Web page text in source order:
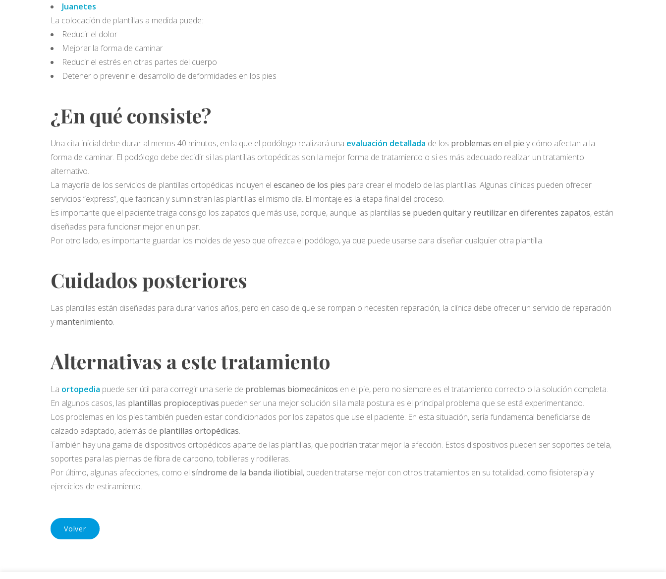
Juanetes
La colocación de plantillas a medida puede:
Reducir el dolor
Mejorar la forma de caminar
Reducir el estrés en otras partes del cuerpo
Detener o prevenir el desarrollo de deformidades en los pies
¿En qué consiste?
Una cita inicial debe durar al menos 40 minutos, en la que el podólogo realizará una evaluación detallada de los problemas en el pie y cómo afectan a la
forma de caminar. El podólogo debe decidir si las plantillas ortopédicas son la mejor forma de tratamiento o si es más adecuado realizar un tratamiento
alternativo.
La mayoría de los servicios de plantillas ortopédicas incluyen el escaneo de los pies para crear el modelo de las plantillas. Algunas clínicas pueden ofrecer
servicios “express”, que fabrican y suministran las plantillas el mismo día. El montaje es la etapa final del proceso.
Es importante que el paciente traiga consigo los zapatos que más use, porque, aunque las plantillas se pueden quitar y reutilizar en diferentes zapatos, están
diseñadas para funcionar mejor en un par.
Por otro lado, es importante guardar los moldes de yeso que ofrezca el podólogo, ya que puede usarse para diseñar cualquier otra plantilla.
Cuidados posteriores
Las plantillas están diseñadas para durar varios años, pero en caso de que se rompan o necesiten reparación, la clínica debe ofrecer un servicio de reparación
ymantenimiento.
Alternativas a este tratamiento
La ortopedia puede ser útil para corregir una serie de problemas biomecánicos en el pie, pero no siempre es el tratamiento correcto o la solución completa.
En algunos casos, las plantillas propioceptivas pueden ser una mejor solución si la mala postura es el principal problema que se está experimentando.
Los problemas en los pies también pueden estar condicionados por los zapatos que use el paciente. En esta situación, sería fundamental beneficiarse de
calzado adaptado, además de plantillas ortopédicas.
También hay una gama de dispositivos ortopédicos aparte de las plantillas, que podrían tratar mejor la afección. Estos dispositivos pueden ser soportes de tela,
soportes para las piernas de fibra de carbono, tobilleras y rodilleras.
Por último, algunas afecciones, como el síndrome de la banda iliotibial, pueden tratarse mejor con otros tratamientos en su totalidad, como fisioterapia y
ejercicios de estiramiento.
Volver